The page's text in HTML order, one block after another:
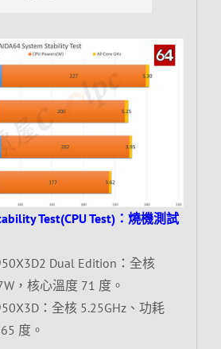
Test(CPU Test)：燒機測試
Dual Edition：全核
，核心溫度 71 度。
：全核 5.25GHz、功耗
度。